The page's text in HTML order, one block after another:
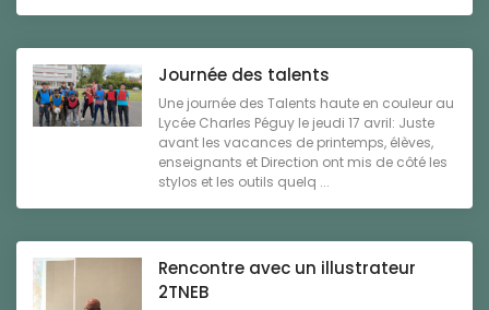
Journée des talents
Une journée des Talents haute en couleur au
Lycée Charles Péguy le jeudi 17 avril: Juste
avant les vacances de printemps, élèves,
enseignants et Direction ont mis de côté les
stylos et les outils quelq ...
Rencontre avec un illustrateur
2TNEB